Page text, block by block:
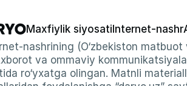
Maxfiylik siyosati Internet-nashr
nashrining (O‘zbekiston
va ommaviy
ro‘yxatga olingan. Matnli